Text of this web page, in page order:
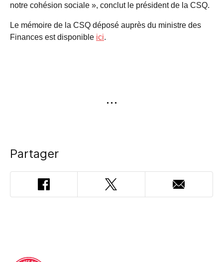
notre cohésion sociale », conclut le président de la CSQ.
Le mémoire de la CSQ déposé auprès du ministre des
Finances est disponible ici.
Partager
Facebook Twitter
Adresse
courriel